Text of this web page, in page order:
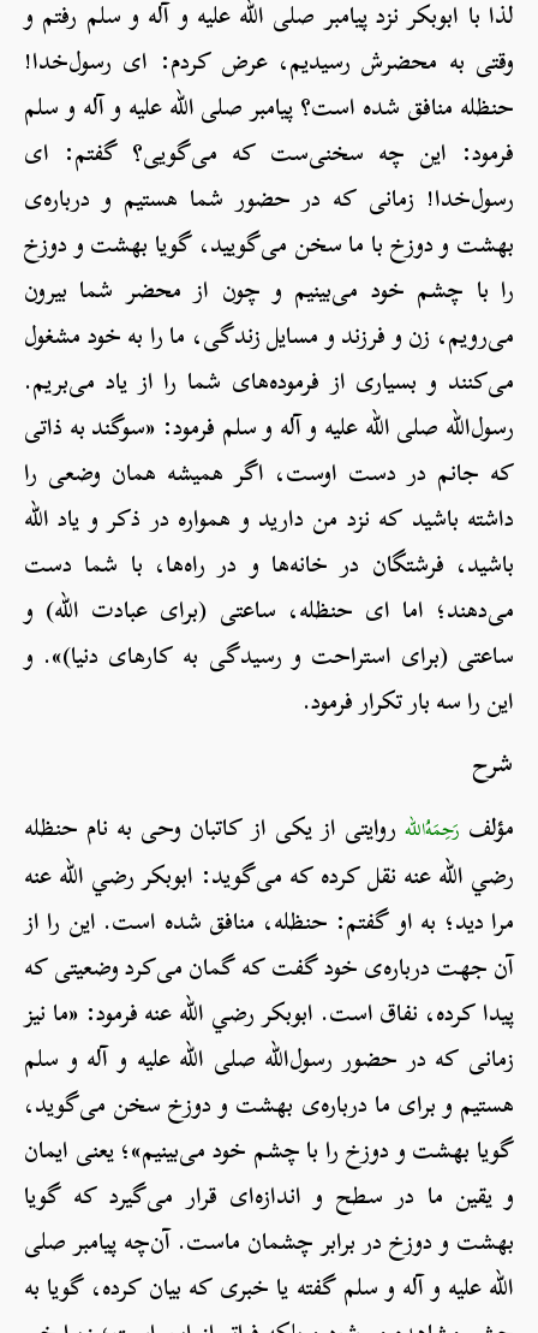
لذا با ابوبکر نزد پیامبر صلی الله علیه و آله و سلم رفتم و
وقتی به محضرش رسیدیم، عرض کردم: ای رسول‌خدا!
حنظله منافق شده است؟ پیامبر صلی الله علیه و آله و سلم
فرمود: این چه سخنی‌ست که می‌گویی؟ گفتم: ای
رسول‌خدا! زمانی که در حضور شما هستیم و درباره‌ی
بهشت و دوزخ با ما سخن می‌گویید، گویا بهشت و دوزخ
را با چشم خود می‌بینیم و چون از محضر شما بیرون
می‌رویم، زن و فرزند و مسایل زندگی، ما را به خود مشغول
می‌کنند و بسیاری از فرموده‌های شما را از یاد می‌بریم.
رسول‌الله صلی الله علیه و آله و سلم فرمود: «سوگند به ذاتی
که جانم در دست اوست، اگر همیشه همان وضعی را
داشته باشید که نزد من دارید و همواره در ذکر و یاد الله
باشید، فرشتگان در خانه‌ها و در راه‌ها، با شما دست
می‌دهند؛ اما ای حنظله، ساعتی (برای عبادت الله) و
ساعتی (برای استراحت و رسیدگی به کارهای دنیا)». و
این را سه بار تکرار فرمود.
شرح
مؤلف رَحِمَهُ‌الله روایتی از یکی از کاتبان وحی به نام حنظله
رضي الله عنه نقل کرده که می‌گوید: ابوبکر رضي الله عنه
مرا دید؛ به او گفتم: حنظله، منافق شده است. این را از
آن جهت درباره‌ی خود گفت که گمان می‌کرد وضعیتی که
پیدا کرده، نفاق است. ابوبکر رضي الله عنه فرمود: «ما نیز
زمانی که در حضور رسول‌الله صلی الله علیه و آله و سلم
هستیم و برای ما درباره‌ی بهشت و دوزخ سخن می‌گوید،
گویا بهشت و دوزخ را با چشم خود می‌بینیم»؛ یعنی ایمان
و یقین ما در سطح و اندازه‌ای قرار می‌گیرد که گویا
بهشت و دوزخ در برابر چشمان ماست. آن‌چه پیامبر صلی
الله علیه و آله و سلم گفته یا خبری که بیان کرده، گویا به